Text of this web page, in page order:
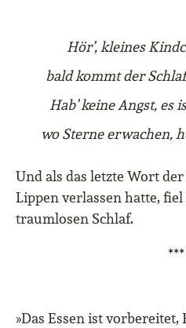
Hör’, kleines
bald kommt der
Hab’ keine Angst, es
wo Sterne erwachen,
Und als das letzte Wort
Lippen verlassen hatte,
traumlosen Schlaf.
***
»Das Essen ist vorbereitet,